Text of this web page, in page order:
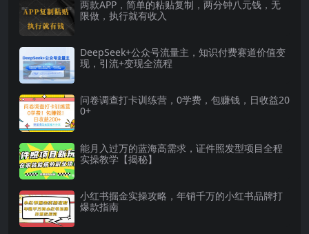
两款APP，简单的粘贴复制，两分钟八元钱，无
限做，执行就有收入
DeepSeek+公众号流量主，知识付费赛道价值变
现，引流+变现全流程
问卷调查打卡训练营，0学费，包赚钱，日收益20
0+
能月入过万的蓝海高需求，证件照发型项目全程
实操教学【揭秘】
小红书掘金实操攻略，年销千万的小红书品牌打
爆款指南